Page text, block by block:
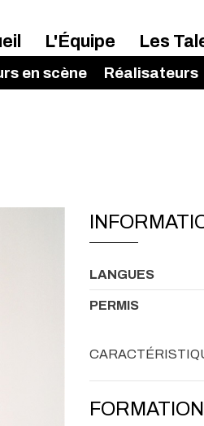
L'Équipe Les
en scène Réalisateurs
LANGUES
PERMIS
FORMATION